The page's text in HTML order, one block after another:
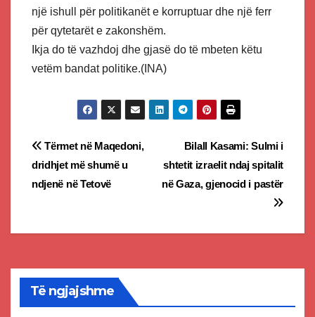
një ishull për politikanët e korruptuar dhe një ferr
për qytetarët e zakonshëm.
Ikja do të vazhdoj dhe gjasë do të mbeten këtu
vetëm bandat politike.(INA)
Post
navigation
Bilall Kasami: Sulmi i
shtetit izraelit ndaj spitalit
në Gaza, gjenocid i pastër
Tërmet në Maqedoni,
dridhjet më shumë u
ndjenë në Tetovë
Të ngjajshme